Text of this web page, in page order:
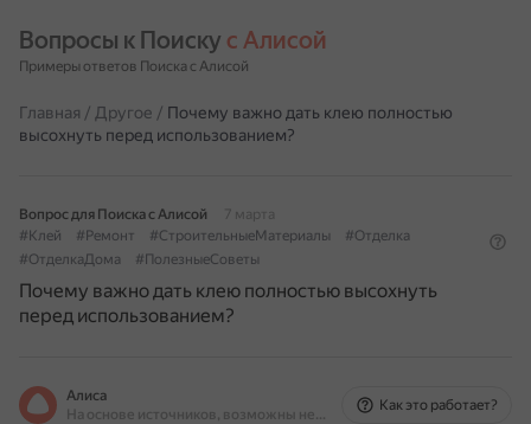
Вопросы к Поиску с Алисой
Примеры ответов Поиска с Алисой
Главная / Другое / Почему важно дать клею полностью
высохнуть перед использованием?
Вопрос для Поиска с Алисой
7 марта
#Клей
#Ремонт #СтроительныеМатериалы
#Отделка
#ОтделкаДома
#ПолезныеСоветы
Почему важно дать клею полностью высохнуть
перед использованием?
Алиса
На основе источников, возможны неточности
Как это работает?